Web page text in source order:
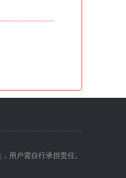
用户需自行承担责任。